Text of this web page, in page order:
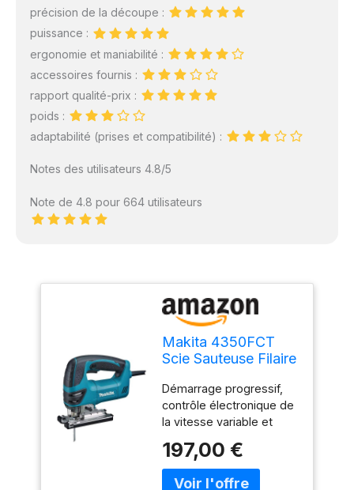
précision de la découpe :
puissance :
ergonomie et maniabilité :
accessoires fournis :
rapport qualité-prix :
poids :
adaptabilité (prises et compatibilité) :
Notes des utilisateurs 4.8/5
Note de 4.8 pour 664 utilisateurs
Makita 4350FCT
Scie Sauteuse Filaire
Démarrage progressif,
contrôle électronique de
la vitesse variable et
charge Lampe de travail
LED intégrée pour
197,00 €